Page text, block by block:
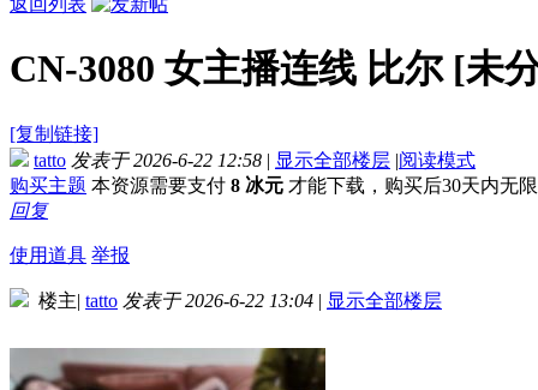
CN-3080 女主播连线 比尔[未
[复制链接]
tatto 发表于 2026-6-22 12:58 | 显示全部楼层 |阅读模式
购买主题 本资源需要支付 8 冰元 才能下载，购买后30天内无
回复
使用道具 举报
楼主| tatto 发表于 2026-6-22 13:04 | 显示全部楼层